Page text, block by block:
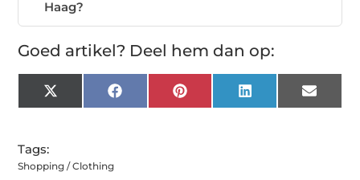
Haag?
Goed artikel? Deel hem dan op:
X
(Twitter)
FacebookPinterest LinkedIn Email
Tags:
Shopping / Clothing